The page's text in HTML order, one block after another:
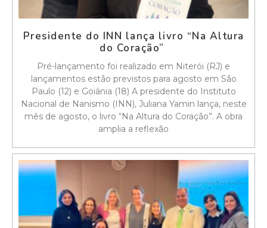
Presidente do INN lança livro “Na Altura
do Coração”
Pré-lançamento foi realizado em Niterói (RJ) e
lançamentos estão previstos para agosto em São
Paulo (12) e Goiânia (18) A presidente do Instituto
Nacional de Nanismo (INN), Juliana Yamin lança, neste
mês de agosto, o livro “Na Altura do Coração”. A obra
amplia a reflexão